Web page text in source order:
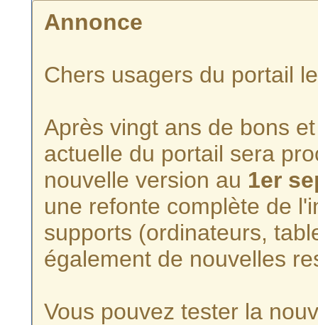
Annonce
Chers usagers du portail
Après vingt ans de bons
actuelle du portail sera
nouvelle version au 1er
une refonte complète de
supports (ordinateurs,
également de nouvelles
Vous pouvez tester la